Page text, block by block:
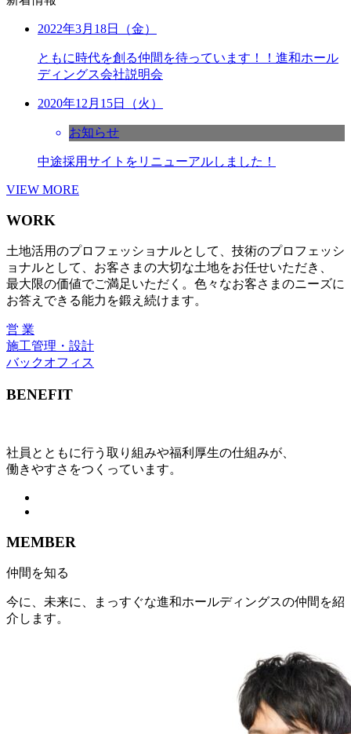
2022年3月18日（金）
ともに時代を創る仲間を待っています！！進和ホール
ディングス会社説明会
2020年12月15日（火）
お知らせ
中途採用サイトをリニューアルしました！
VIEW MORE
WORK
土地活用のプロフェッショナルとして、技術のプロフェッシ
ョナルとして、お客さまの大切な土地をお任せいただき、
最大限の価値でご満足いただく。色々なお客さまのニーズに
お答えできる能力を鍛え続けます。
営 業
施工管理・設計
バックオフィス
BENEFIT
社員とともに行う取り組みや福利厚生の仕組みが、
働きやすさをつくっています。
MEMBER
仲間を知る
今に、未来に、まっすぐな進和ホールディングスの仲間を紹
介します。